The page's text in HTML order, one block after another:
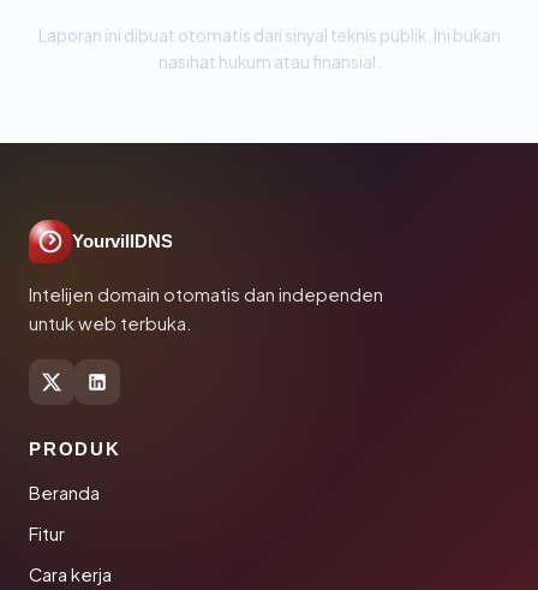
Laporan ini dibuat otomatis dari sinyal teknis publik. Ini bukan
nasihat hukum atau finansial.
YourvillDNS
Intelijen domain otomatis dan independen
untuk web terbuka.
PRODUK
Beranda
Fitur
Cara kerja